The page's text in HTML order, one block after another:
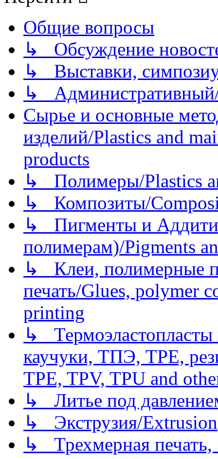
Общие вопросы
↳ Обсуждение
↳ Выставки,
↳
Сырье и основные
изделий/Plastics and
products
↳ Полимеры/Plastics
↳ Композиты/
↳ Пигменты и
полимерам)/Pigments
↳ Клеи, полимерные
печать/Glues, polymer
printing
↳
каучуки, ТПЭ, TPE,
TPE, TPV, TPU and
↳ Литье под
↳ Экструзия/Extrusion
↳ Трехмерная